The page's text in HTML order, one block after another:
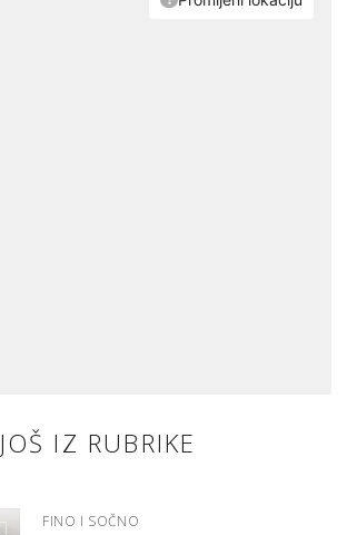
JOŠ IZ RUBRIKE
FINO I SOČNO